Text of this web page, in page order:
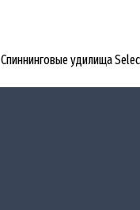
Спиннинговые удилища